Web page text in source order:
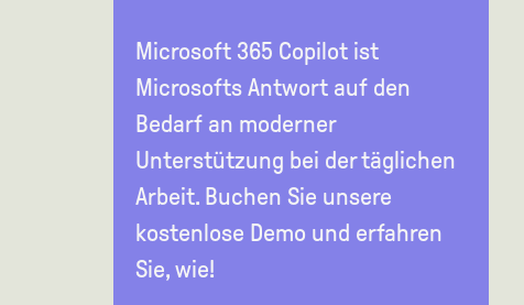
Microsoft 365 Copilot ist
Microsofts Antwort auf den
Bedarf an moderner
Unterstützung bei der täglichen
Arbeit. Buchen Sie unsere
kostenlose Demo und erfahren
Sie, wie!